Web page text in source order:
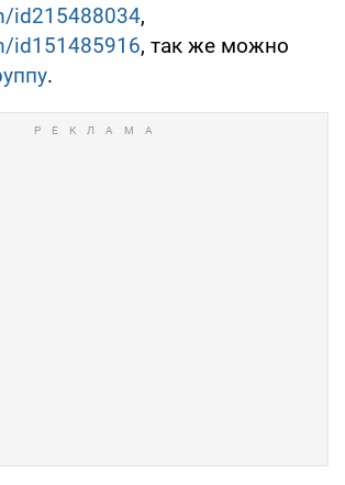
id215488034,
id151485916, так же можно
.